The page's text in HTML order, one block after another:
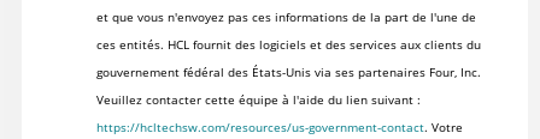
et que vous n'envoyez pas ces informations de la part de l'une de
ces entités. HCL fournit des logiciels et des services aux clients du
gouvernement fédéral des États-Unis via ses partenaires Four, Inc.
Veuillez contacter cette équipe à l'aide du lien suivant :
https://hcltechsw.com/resources/us-government-contact. Votre